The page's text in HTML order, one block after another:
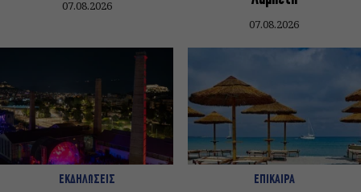
07.08.2026
07.08.2026
ΕΚΔΗΛΩΣΕΙΣ ΕΠΙΚΑΙΡΑ